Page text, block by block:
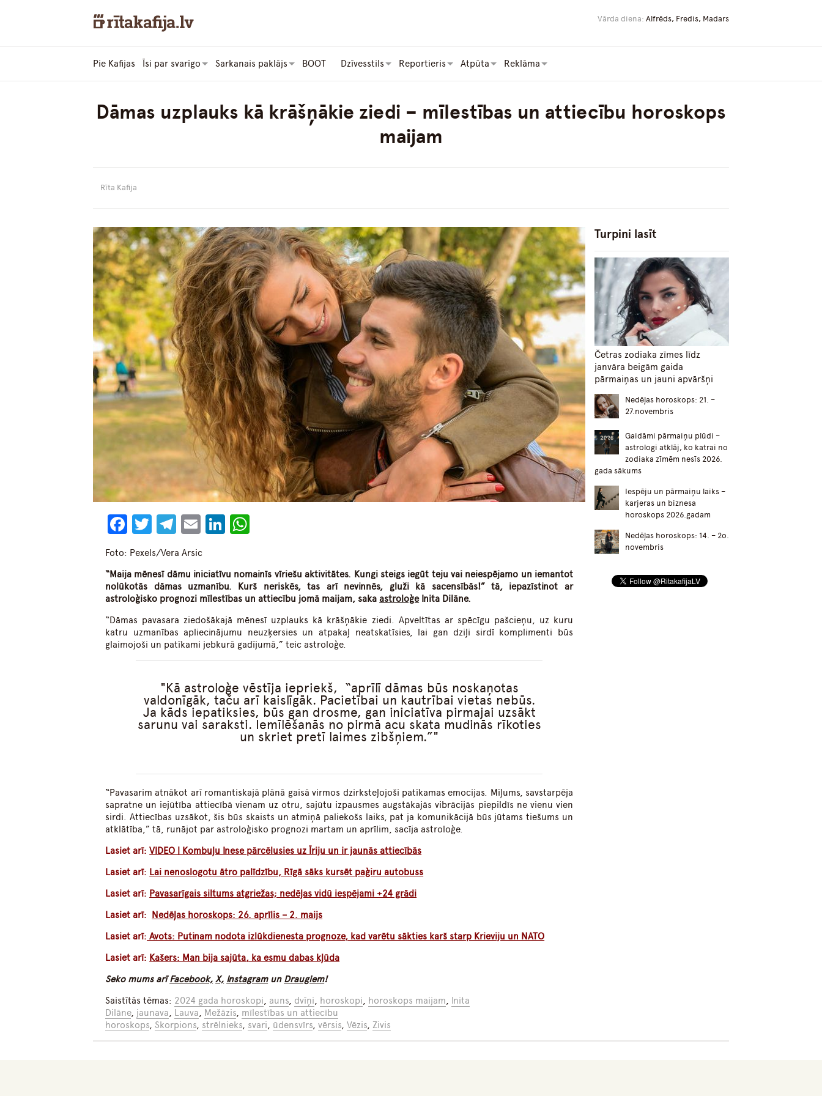
Vārda diena: Alfrēds, Fredis, Madars
Pie Kafijas Īsi par svarīgo Sarkanais paklājs BOOT Dzīvesstils Reportieris Atpūta Reklāma
Dāmas uzplauks kā krāšņākie ziedi – mīlestības un attiecību horoskops
maijam
Rīta Kafija
Facebook
Twitter
Telegram
EmailLinkedIn
Foto: Pexels/Vera Arsic
“Maija mēnesī dāmu iniciatīvu nomainīs vīriešu aktivitātes. Kungi steigs iegūt teju vai neiespējamo un iemantot
nolūkotās dāmas uzmanību. Kurš neriskēs, tas arī nevinnēs, gluži kā sacensībās!” tā, iepazīstinot ar
astroloģisko prognozi mīlestības un attiecību jomā maijam, sakaastroloģeInita Dilāne.
“Dāmas pavasara ziedošākajā mēnesī uzplauks kā krāšņākie ziedi. Apveltītas ar spēcīgu pašcieņu, uz kuru
katru uzmanības apliecinājumu neuzķersies un atpakaļ neatskatīsies, lai gan dziļi sirdī komplimenti būs
glaimojoši un patīkami jebkurā gadījumā,” teic astroloģe.
Kā astroloģe vēstīja iepriekš, “aprīlī dāmas būs noskaņotas
valdonīgāk, taču arī kaislīgāk. Pacietībai un kautrībai vietas nebūs.
Ja kāds iepatiksies, būs gan drosme, gan iniciatīva pirmajai uzsākt
sarunu vai saraksti. Iemīlēšanās no pirmā acu skata mudinās rīkoties
un skriet pretī laimes zibšņiem.”
“Pavasarim atnākot arī romantiskajā plānā gaisā virmos dzirksteļojoši patīkamas emocijas. Mīļums, savstarpēja
sapratne un iejūtība attiecībā vienam uz otru, sajūtu izpausmes augstākajās vibrācijās piepildīs ne vienu vien
sirdi. Attiecības uzsākot, šis būs skaists un atmiņā paliekošs laiks, pat ja komunikācijā būs jūtams tiešums un
atklātība,” tā, runājot par astroloģisko prognozi martam un aprīlim, sacīja astroloģe.
Lasiet arī:VIDEO | Kombuļu Inese pārcēlusies uz Īriju un ir jaunās attiecībās
Lasiet arī: Lai nenoslogotu ātro palīdzību, Rīgā sāks kursēt paģiru autobuss
Lasiet arī: Pavasarīgais siltums atgriežas; nedēļas vidū iespējami +24 grādi
Lasiet arī:
Nedēļas horoskops: 26. aprīlis – 2. maijs
Lasiet arī: Avots: Putinam nodota izlūkdienesta prognoze, kad varētu sākties karš starp Krieviju un NATO
Lasiet arī: Kašers: Man bija sajūta, ka esmu dabas kļūda
Seko mums arīFacebook, X, Instagramun Draugiem!
Saistītās tēmas: 2024 gada horoskopi, auns, dvīņi, horoskopi, horoskops maijam, Inita
Dilāne, jaunava, Lauva, Mežāzis, mīlestības un attiecību
horoskops,Skorpions, strēlnieks, svari, ūdensvīrs,vērsis,Vēzis,Zivis
Turpini lasīt
Četras zodiaka zīmes līdz
janvāra beigām gaida
pārmaiņas un jauni apvāršņi
Nedēļas horoskops: 21. –
27.novembris
Gaidāmi pārmaiņu plūdi –
astrologi atklāj, ko katrai no
zodiaka zīmēm nesīs 2026.
gada sākums
Iespēju un pārmaiņu laiks –
karjeras un biznesa
horoskops 2026.gadam
Nedēļas horoskops: 14. – 2o.
novembris